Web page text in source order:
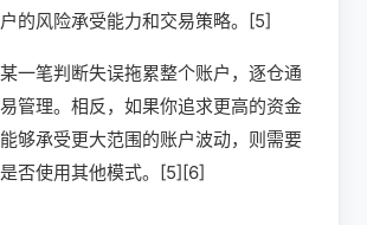
的风险承受能力和交易策略。[5]
一笔判断失误拖累整个账户，逐仓通
管理。相反，如果你追求更高的资金
够承受更大范围的账户波动，则需要
否使用其他模式。[5][6]